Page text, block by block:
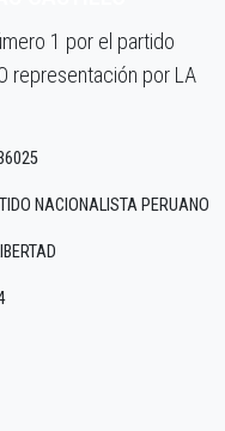
1 por el partido
representación por LA
NACIONALISTA PERUANO